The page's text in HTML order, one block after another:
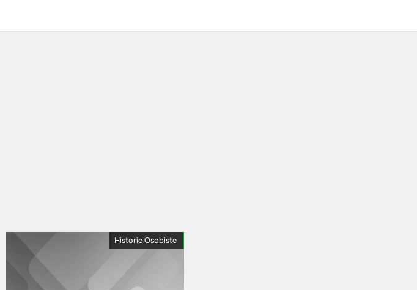
Historie Osobiste